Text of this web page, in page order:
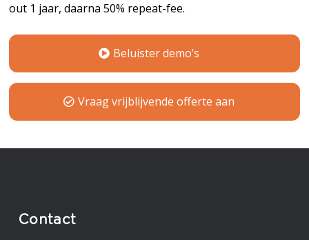
out 1 jaar, daarna 50% repeat-fee.
Beluister demo’s
Vraag vrijblijvende offerte aan
Contact